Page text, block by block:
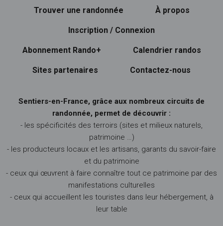
Trouver une randonnée À propos
Inscription / Connexion
Abonnement Rando+ Calendrier randos
Sites partenaires Contactez-nous
Sentiers-en-France, grâce aux nombreux circuits de
randonnée, permet de découvrir :
- les spécificités des terroirs (sites et milieux naturels,
patrimoine …)
- les producteurs locaux et les artisans, garants du savoir-faire
et du patrimoine
- ceux qui œuvrent à faire connaître tout ce patrimoine par des
manifestations culturelles
- ceux qui accueillent les touristes dans leur hébergement, à
leur table